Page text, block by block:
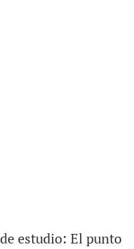
estudio: El punto